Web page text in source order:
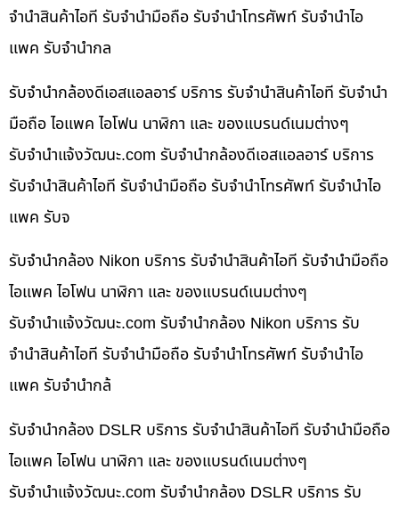
จำนำสินค้าไอที รับจำนำมือถือ รับจำนำโทรศัพท์ รับจำนำไอ
แพค รับจำนำกล
รับจำนำกล้องดีเอสแอลอาร์ บริการ รับจำนำสินค้าไอที รับจำนำ
มือถือ ไอแพค ไอโฟน นาฬิกา และ ของแบรนด์เนมต่างๆ
รับจํานําแจ้งวัฒนะ.com รับจำนำกล้องดีเอสแอลอาร์ บริการ
รับจำนำสินค้าไอที รับจำนำมือถือ รับจำนำโทรศัพท์ รับจำนำไอ
แพค รับจ
รับจำนำกล้อง Nikon บริการ รับจำนำสินค้าไอที รับจำนำมือถือ
ไอแพค ไอโฟน นาฬิกา และ ของแบรนด์เนมต่างๆ
รับจํานําแจ้งวัฒนะ.com รับจำนำกล้อง Nikon บริการ รับ
จำนำสินค้าไอที รับจำนำมือถือ รับจำนำโทรศัพท์ รับจำนำไอ
แพค รับจำนำกล้
รับจำนำกล้อง DSLR บริการ รับจำนำสินค้าไอที รับจำนำมือถือ
ไอแพค ไอโฟน นาฬิกา และ ของแบรนด์เนมต่างๆ
รับจํานําแจ้งวัฒนะ.com รับจำนำกล้อง DSLR บริการ รับ